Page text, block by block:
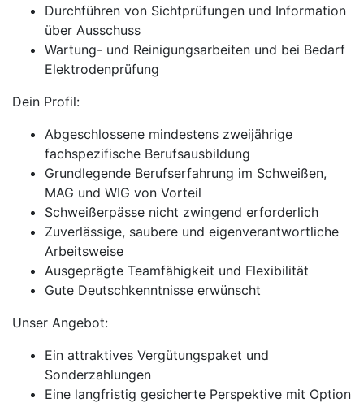
Durchführen von Sichtprüfungen und Information
über Ausschuss
Wartung- und Reinigungsarbeiten und bei Bedarf
Elektrodenprüfung
Dein Profil:
Abgeschlossene mindestens zweijährige
fachspezifische Berufsausbildung
Grundlegende Berufserfahrung im Schweißen,
MAG und WIG von Vorteil
Schweißerpässe nicht zwingend erforderlich
Zuverlässige, saubere und eigenverantwortliche
Arbeitsweise
Ausgeprägte Teamfähigkeit und Flexibilität
Gute Deutschkenntnisse erwünscht
Unser Angebot:
Ein attraktives Vergütungspaket und
Sonderzahlungen
Eine langfristig gesicherte Perspektive mit Option